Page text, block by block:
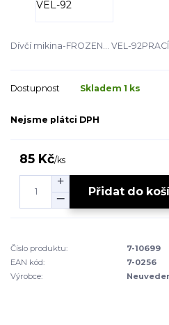
Dívčí mikina-FROZEN... VEL-
Dostupnost Skladem 1 ks
Nejsme plátci DPH
85 Kč/ks
Přidat do
Číslo produktu:
7-10699
EAN kód:
7-0256
Výrobce: